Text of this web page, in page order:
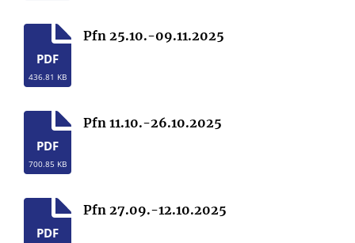
PDF
436.81 KB
Pfn 25.10.-09.11.2025
PDF
700.85 KB
Pfn 11.10.-26.10.2025
PDF
Pfn 27.09.-12.10.2025